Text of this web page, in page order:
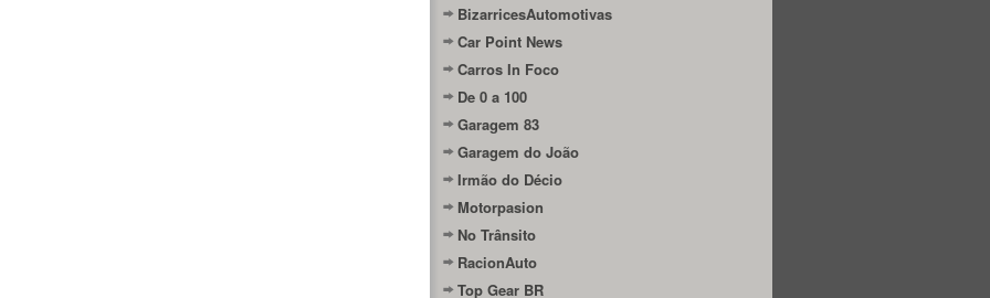
BizarricesAutomotivas
Car Point News
Carros In Foco
De 0 a 100
Garagem 83
Garagem do João
Irmão do Décio
Motorpasion
No Trânsito
RacionAuto
Top Gear BR